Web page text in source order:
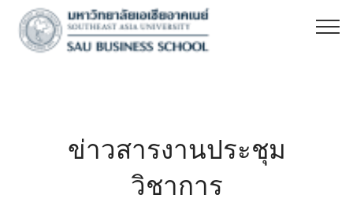
ข่าวสารงานประชุม
วิชาการ